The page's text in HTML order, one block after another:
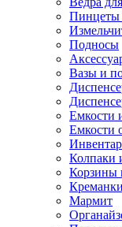
Подносы
Вазы и
Емкости
Емкости
Колпаки
Корзины
Креманки
Мармит